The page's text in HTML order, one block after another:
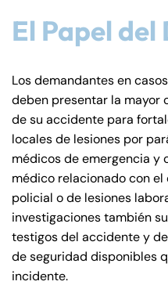
El Papel
Los demandantes en
deben presentar la mayor
de su accidente para
locales de lesiones por
médicos de emergencia y
médico relacionado con el
policial o de lesiones
investigaciones también
testigos del accidente y
de seguridad disponibles
incidente.
Farmington
24/7
Monday
Tuesday
Wednesday
Thursday
Enfield -
24/7
Monday
Tuesday
Wednesday
Thursday